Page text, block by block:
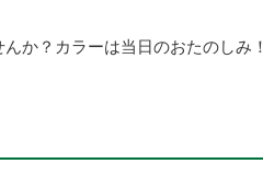
か？カラーは当日のおたのしみ！